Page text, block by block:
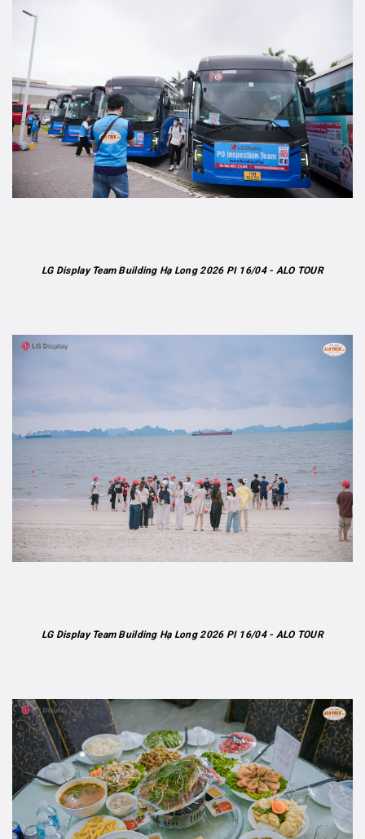
LG Display Team Building Hạ Long 2026 PI 16/04 - ALO TOUR
LG Display Team Building Hạ Long 2026 PI 16/04 - ALO TOUR